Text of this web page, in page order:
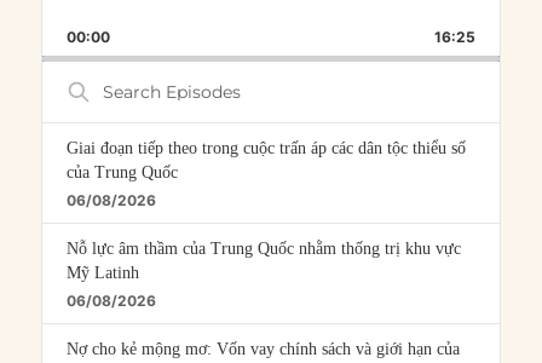
RATE
FORWARD
00:00 16:25
Search
Episodes
Giai đoạn tiếp theo trong cuộc trấn áp các dân tộc thiểu số
của Trung Quốc
06/08/2026
Nỗ lực âm thầm của Trung Quốc nhằm thống trị khu vực
Mỹ Latinh
06/08/2026
Nợ cho kẻ mộng mơ: Vốn vay chính sách và giới hạn của